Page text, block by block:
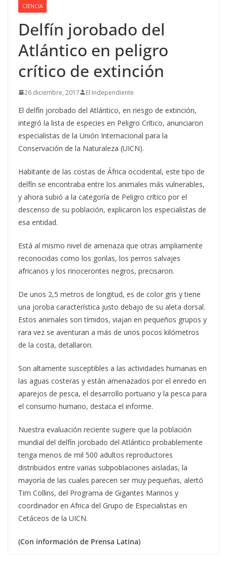
CIENCIA
Delfín jorobado del
Atlántico en peligro
crítico de extinción
26 diciembre, 2017 El Independiente
El delfín jorobado del Atlántico, en riesgo de extinción,
integró la lista de especies en Peligro Crítico, anunciaron
especialistas de la Unión Internacional para la
Conservación de la Naturaleza (UICN).
Habitante de las costas de África occidental, este tipo de
delfín se encontraba entre los animales más vulnerables,
y ahora subió a la categoría de Peligro crítico por el
descenso de su población, explicaron los especialistas de
esa entidad.
Está al mismo nivel de amenaza que otras ampliamente
reconocidas como los gorilas, los perros salvajes
africanos y los rinocerontes negros, precisaron.
De unos 2,5 metros de longitud, es de color gris y tiene
una joroba característica justo debajo de su aleta dorsal.
Estos animales son tímidos, viajan en pequeños grupos y
rara vez se aventuran a más de unos pocos kilómetros
de la costa, detallaron.
Son altamente susceptibles a las actividades humanas en
las aguas costeras y están amenazados por el enredo en
aparejos de pesca, el desarrollo portuario y la pesca para
el consumo humano, destaca el informe.
Nuestra evaluación reciente sugiere que la población
mundial del delfín jorobado del Atlántico probablemente
tenga menos de mil 500 adultos reproductores
distribuidos entre varias subpoblaciones aisladas, la
mayoría de las cuales parecen ser muy pequeñas, alertó
Tim Collins, del Programa de Gigantes Marinos y
coordinador en Africa del Grupo de Especialistas en
Cetáceos de la UICN.
(Con información de Prensa Latina)